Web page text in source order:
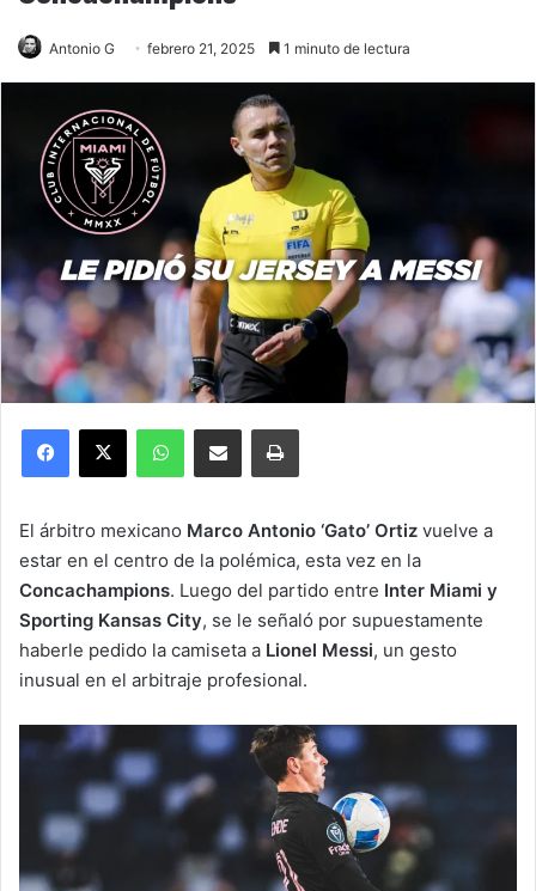
Antonio G febrero 21, 2025 1 minuto de lectura
Facebook
X WhatsAppCompartir por correo electrónicoImprimir
El árbitro mexicano Marco Antonio ‘Gato’ Ortiz vuelve a
estar en el centro de la polémica, esta vez en la
Concachampions. Luego del partido entre Inter Miami y
Sporting Kansas City, se le señaló por supuestamente
haberle pedido la camiseta a Lionel Messi, un gesto
inusual en el arbitraje profesional.